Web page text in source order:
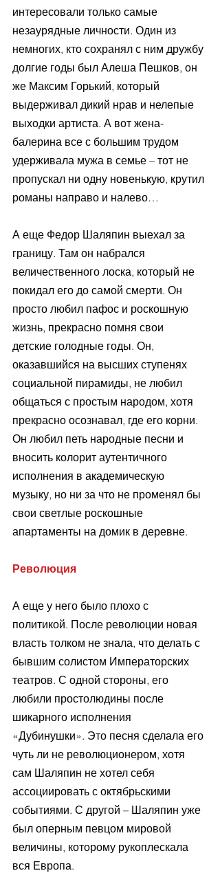
интересовали только самые
незаурядные личности. Один из
немногих, кто сохранял с ним дружбу
долгие годы был Алеша Пешков, он
же Максим Горький, который
выдерживал дикий нрав и нелепые
выходки артиста. А вот жена-
балерина все с большим трудом
удерживала мужа в семье – тот не
пропускал ни одну новенькую, крутил
романы направо и налево…
А еще Федор Шаляпин выехал за
границу. Там он набрался
величественного лоска, который не
покидал его до самой смерти. Он
просто любил пафос и роскошную
жизнь, прекрасно помня свои
детские голодные годы. Он,
оказавшийся на высших ступенях
социальной пирамиды, не любил
общаться с простым народом, хотя
прекрасно осознавал, где его корни.
Он любил петь народные песни и
вносить колорит аутентичного
исполнения в академическую
музыку, но ни за что не променял бы
свои светлые роскошные
апартаменты на домик в деревне.
Революция
А еще у него было плохо с
политикой. После революции новая
власть толком не знала, что делать с
бывшим солистом Императорских
театров. С одной стороны, его
любили простолюдины после
шикарного исполнения
«Дубинушки». Это песня сделала его
чуть ли не революционером, хотя
сам Шаляпин не хотел себя
ассоциировать с октябрьскими
событиями. С другой – Шаляпин уже
был оперным певцом мировой
величины, которому рукоплескала
вся Европа.